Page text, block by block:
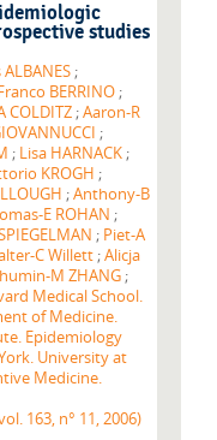
studies
;
BERRINO ;
COLDITZ ;Aaron-R
;
; Lisa HARNACK ;
KROGH ;
;Anthony-B
E ROHAN ;
; Piet-A
C Willett ;Alicja
M ZHANG ;
Medical School.
of Medicine.
Epidemiology
University at
Medicine.
163, n° 11, 2006)